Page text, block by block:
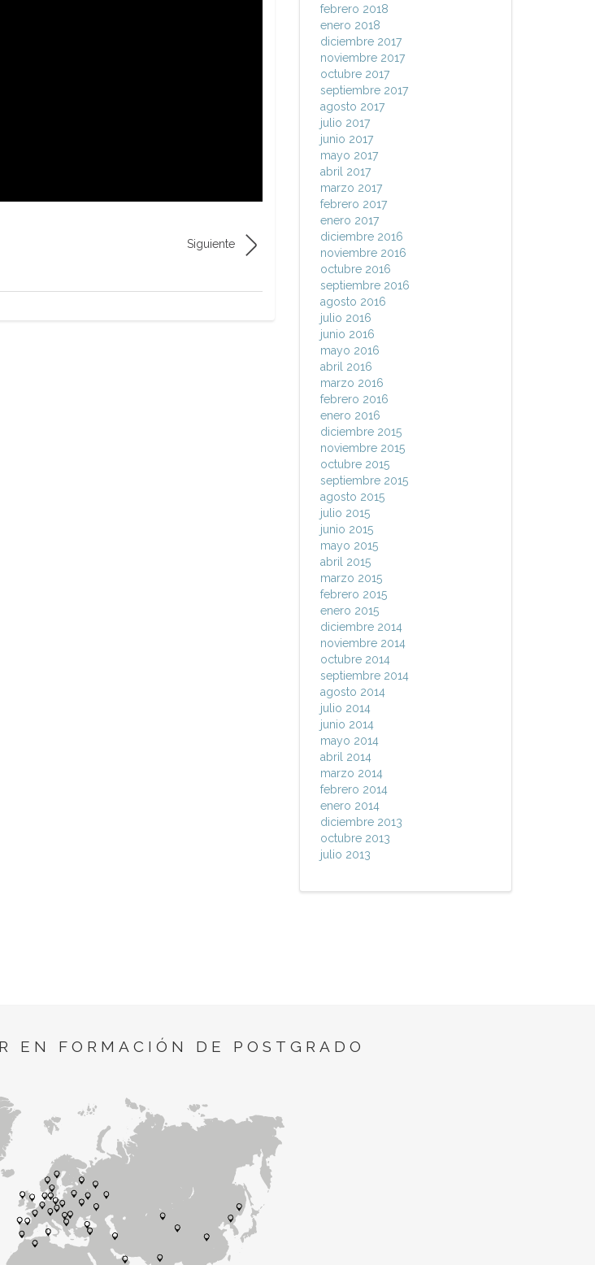
Siguiente
febrero 2018
enero 2018
diciembre 2017
noviembre 2017
octubre 2017
septiembre 2017
agosto 2017
julio 2017
junio 2017
mayo 2017
abril 2017
marzo 2017
febrero 2017
enero 2017
diciembre 2016
noviembre 2016
octubre 2016
septiembre 2016
agosto 2016
julio 2016
junio 2016
mayo 2016
abril 2016
marzo 2016
febrero 2016
enero 2016
diciembre 2015
noviembre 2015
octubre 2015
septiembre 2015
agosto 2015
julio 2015
junio 2015
mayo 2015
abril 2015
marzo 2015
febrero 2015
enero 2015
diciembre 2014
noviembre 2014
octubre 2014
septiembre 2014
agosto 2014
julio 2014
junio 2014
mayo 2014
abril 2014
marzo 2014
febrero 2014
enero 2014
diciembre 2013
octubre 2013
julio 2013
EN FORMACIÓN DE POSTGRADO